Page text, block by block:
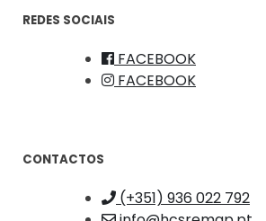
REDES SOCIAIS
FACEBOOK
FACEBOOK
CONTACTOS
(+351) 936 022 792